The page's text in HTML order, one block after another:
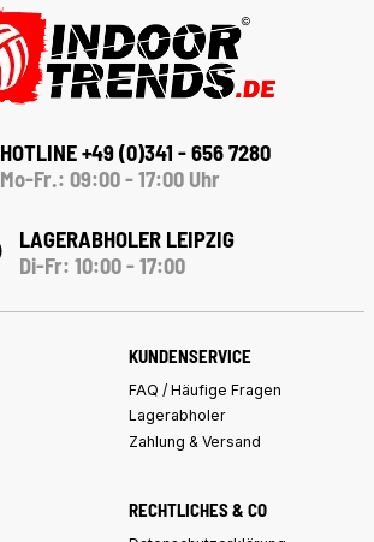
HOTLINE +49 (0)341 - 656 7280
Mo-Fr.: 09:00 - 17:00 Uhr
LAGERABHOLER LEIPZIG
Di-Fr: 10:00 - 17:00
KUNDENSERVICE
FAQ / Häufige Fragen
Lagerabholer
Zahlung & Versand
RECHTLICHES & CO